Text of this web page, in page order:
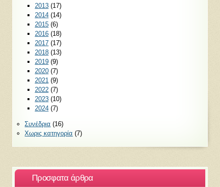
2013(17)
2014(14)
2015(6)
2016(18)
2017(17)
2018(13)
2019(9)
2020(7)
2021 (9)
2022(7)
2023(10)
2024(7)
Συνέδρια (16)
Χωρις κατηγορία (7)
Προσφατα άρθρα